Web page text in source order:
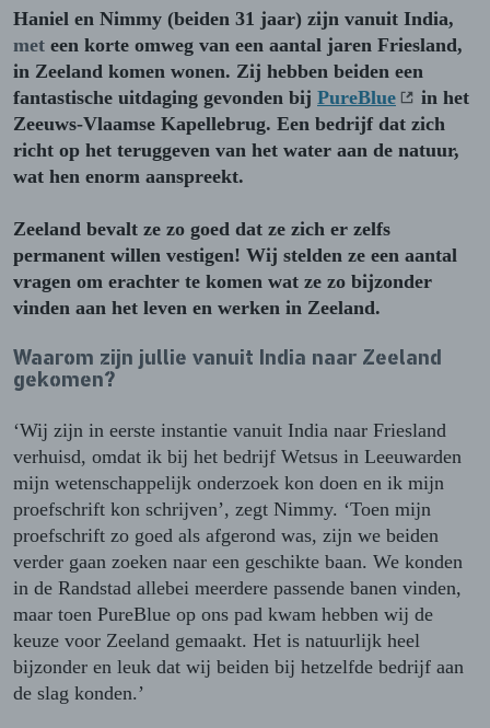
Haniel en Nimmy (beiden 31 jaar) zijn vanuit India,
met een korte omweg van een aantal jaren Friesland,
in Zeeland komen wonen. Zij hebben beiden een
fantastische uitdaging gevonden bij PureBlue
in het
Zeeuws-Vlaamse Kapellebrug. Een bedrijf dat zich
richt op het teruggeven van het water aan de natuur,
wat hen enorm aanspreekt.
Zeeland bevalt ze zo goed dat ze zich er zelfs
permanent willen vestigen! Wij stelden ze een aantal
vragen om erachter te komen wat ze zo bijzonder
vinden aan het leven en werken in Zeeland.
Waarom zijn jullie vanuit India naar Zeeland
gekomen?
‘Wij zijn in eerste instantie vanuit India naar Friesland
verhuisd, omdat ik bij het bedrijf Wetsus in Leeuwarden
mijn wetenschappelijk onderzoek kon doen en ik mijn
proefschrift kon schrijven’, zegt Nimmy. ‘Toen mijn
proefschrift zo goed als afgerond was, zijn we beiden
verder gaan zoeken naar een geschikte baan. We konden
in de Randstad allebei meerdere passende banen vinden,
maar toen PureBlue op ons pad kwam hebben wij de
keuze voor Zeeland gemaakt. Het is natuurlijk heel
bijzonder en leuk dat wij beiden bij hetzelfde bedrijf aan
de slag konden.’